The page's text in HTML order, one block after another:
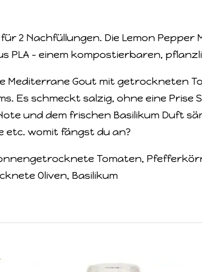
2 Nachfüllungen. Die Lemon Pepper
PLA - einem kompostierbaren,
Mediterrane Gout mit getrockneten
Es schmeckt salzig, ohne eine
und dem frischen Basilikum Duft
etc. womit fängst du an?
Tomaten,
Oliven, Basilikum